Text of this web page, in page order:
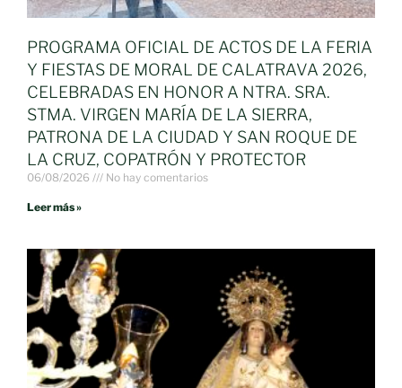
PROGRAMA OFICIAL DE ACTOS DE LA FERIA
Y FIESTAS DE MORAL DE CALATRAVA 2026,
CELEBRADAS EN HONOR A NTRA. SRA.
STMA. VIRGEN MARÍA DE LA SIERRA,
PATRONA DE LA CIUDAD Y SAN ROQUE DE
LA CRUZ, COPATRÓN Y PROTECTOR
06/08/2026 No hay comentarios
Leer más »